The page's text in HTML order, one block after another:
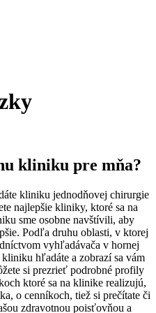
kliniku pre mňa?
kliniku jednodňovej chirurgie
najlepšie kliniky, ktoré sa na
sme osobne navštívili, aby
Podľa druhu oblasti, v ktorej
vyhľadávača v hornej
hľadáte a zobrazí sa vám
si prezrieť podrobné profily
ktoré sa na klinike realizujú,
o cenníkoch, tiež si prečítate či
zdravotnou poisťovňou a